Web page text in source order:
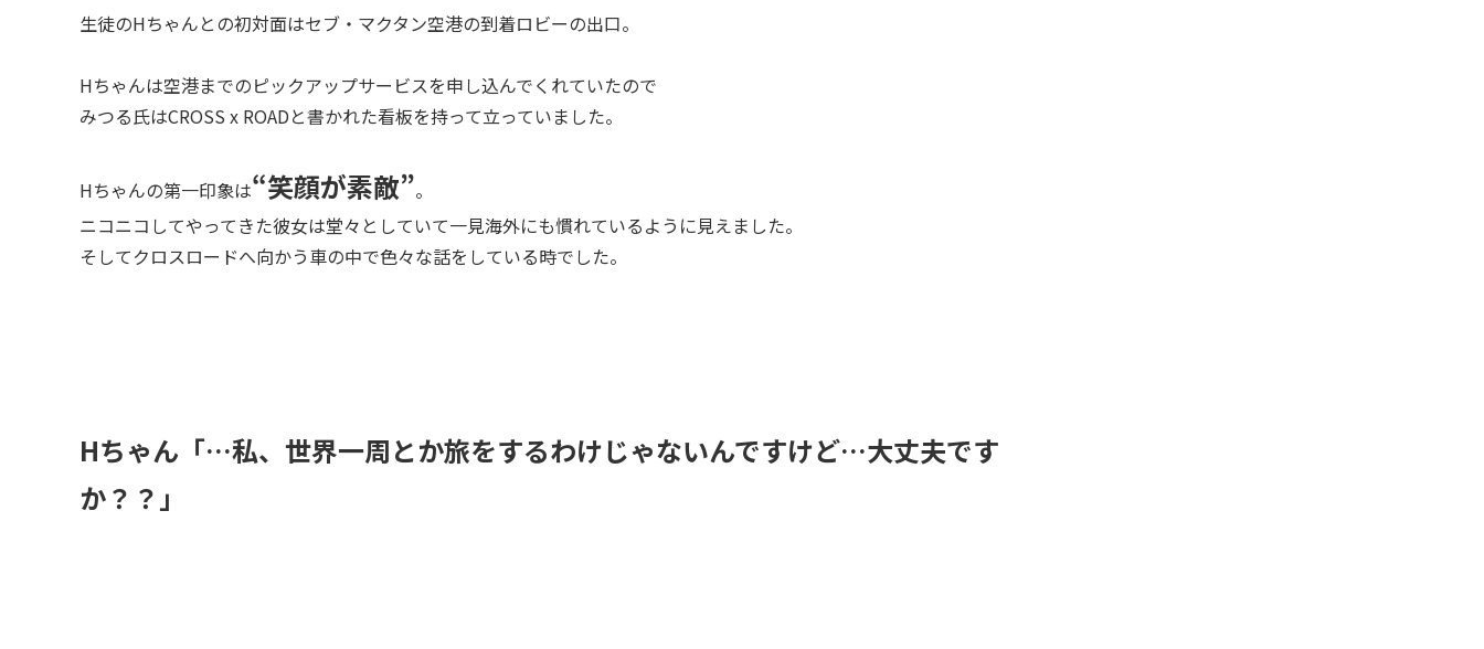
生徒のHちゃんとの初対面はセブ・マクタン空港の到着ロビーの出口。
Hちゃんは空港までのピックアップサービスを申し込んでくれていたので
みつる氏はCROSS x ROADと書かれた看板を持って立っていました。
Hちゃんの第一印象は“笑顔が素敵”。
ニコニコしてやってきた彼女は堂々としていて一見海外にも慣れているように見えました。
そしてクロスロードへ向かう車の中で色々な話をしている時でした。
Hちゃん「…私、世界一周とか旅をするわけじゃないんですけど…大丈夫です
か？？」